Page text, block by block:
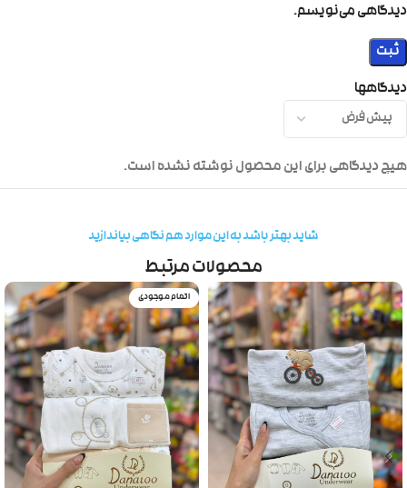
دیدگاهها
هیچ دیدگاهی برای این محصول نوشته نشده است.
دیدگاهی می‌نویسم.
شاید بهتر باشد به این موارد هم نگاهی بیاندازید
محصولات مرتبط
اتمام موجودی